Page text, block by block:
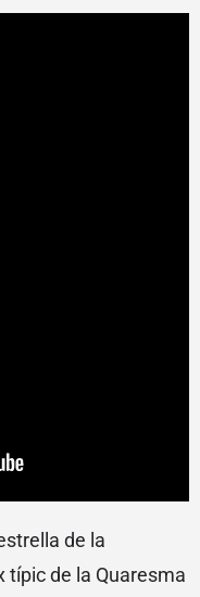
de la
típic de la Quaresma